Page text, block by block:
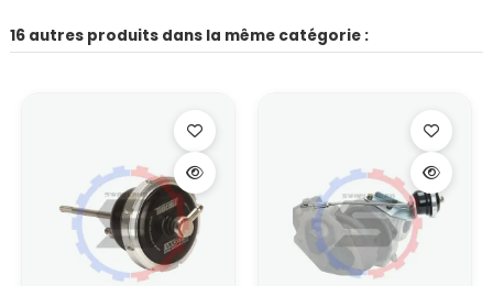
16 autres produits dans la même catégorie :